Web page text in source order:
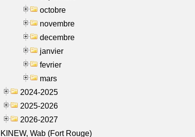
octobre
novembre
decembre
janvier
fevrier
mars
2024-2025
2025-2026
2026-2027
KINEW, Wab (Fort Rouge)